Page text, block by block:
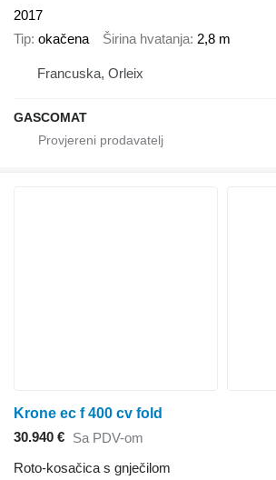
2017
Tip okačena Širina hvatanja 2,8 m
Francuska, Orleix
GASCOMAT
Krone ec f 400 cv fold
30.940 € Sa PDV-om
Roto-kosačica s gnječilom